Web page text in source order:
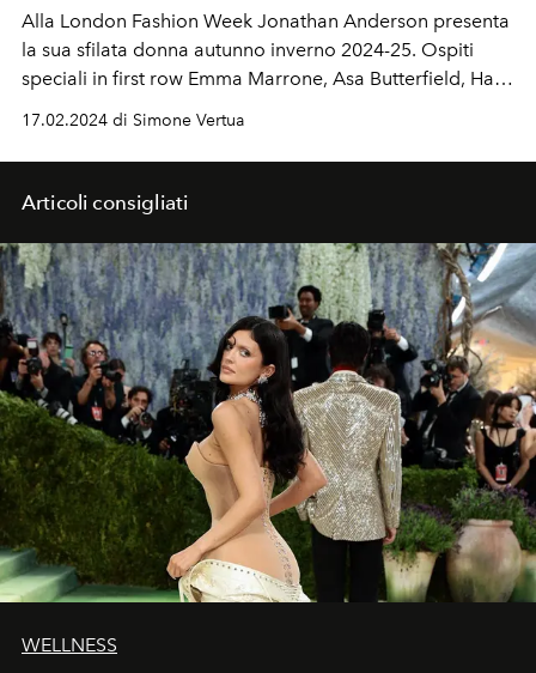
Alla London Fashion Week Jonathan Anderson presenta
la sua sfilata donna autunno inverno 2024-25. Ospiti
speciali in first row Emma Marrone, Asa Butterfield, Hari
Nef, Olivier Sim tra i tanti.
17.02.2024 di Simone Vertua
Articoli consigliati
WELLNESS